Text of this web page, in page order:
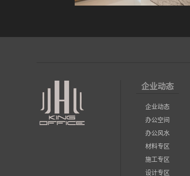
企业动态
企业动态
办公空间
办公风水
材料专区
施工专区
设计专区